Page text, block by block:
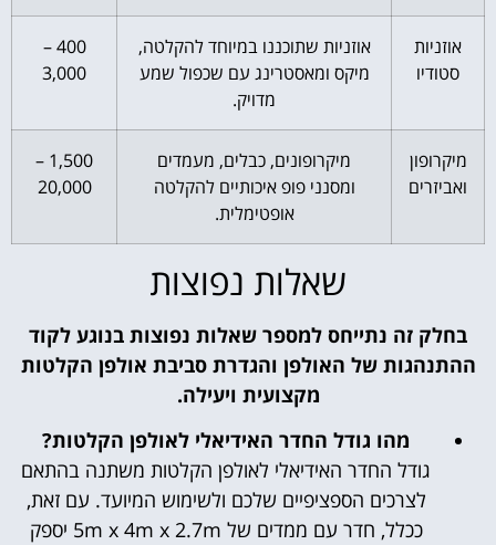
אוזניות
סטודיו
אוזניות שתוכננו במיוחד להקלטה,
מיקס ומאסטרינג עם שכפול שמע
מדויק.
400 –
3,000
מיקרופון
ואביזרים
מיקרופונים, כבלים, מעמדים
ומסנני פופ איכותיים להקלטה
אופטימלית.
1,500 –
20,000
שאלות נפוצות
בחלק זה נתייחס למספר שאלות נפוצות בנוגע לקוד
ההתנהגות של האולפן והגדרת סביבת אולפן הקלטות
מקצועית ויעילה.
מהו גודל החדר האידיאלי לאולפן הקלטות?
גודל החדר האידיאלי לאולפן הקלטות משתנה בהתאם
לצרכים הספציפיים שלכם ולשימוש המיועד. עם זאת,
ככלל, חדר עם ממדים של 5m x 4m x 2.7m יספק